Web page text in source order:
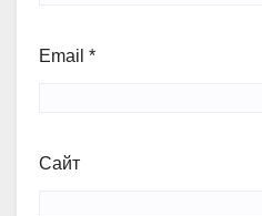
Email *
Сайт